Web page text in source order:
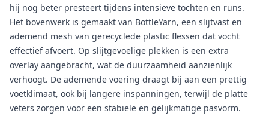
hij nog beter presteert tijdens intensieve tochten en runs.
Het bovenwerk is gemaakt van BottleYarn, een slijtvast en
ademend mesh van gerecyclede plastic flessen dat vocht
effectief afvoert. Op slijtgevoelige plekken is een extra
overlay aangebracht, wat de duurzaamheid aanzienlijk
verhoogt. De ademende voering draagt bij aan een prettig
voetklimaat, ook bij langere inspanningen, terwijl de platte
veters zorgen voor een stabiele en gelijkmatige pasvorm.